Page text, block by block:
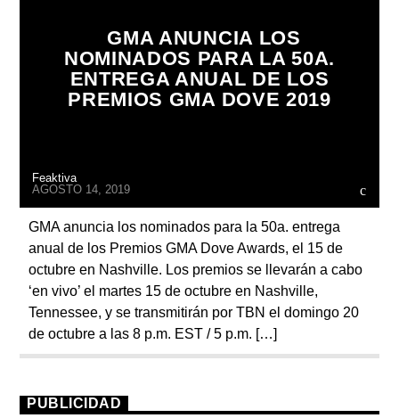
GMA ANUNCIA LOS
NOMINADOS PARA LA 50A.
ENTREGA ANUAL DE LOS
PREMIOS GMA DOVE 2019
Feaktiva
AGOSTO 14, 2019
GMA anuncia los nominados para la 50a. entrega
anual de los Premios GMA Dove Awards, el 15 de
octubre en Nashville. Los premios se llevarán a cabo
‘en vivo’ el martes 15 de octubre en Nashville,
Tennessee, y se transmitirán por TBN el domingo 20
de octubre a las 8 p.m. EST / 5 p.m. […]
PUBLICIDAD